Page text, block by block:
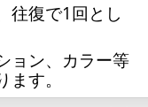
往復で1回とし
ョン、カラー等
す。